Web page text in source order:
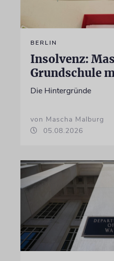
BERLIN
Insolvenz:
Grundschule
Die Hintergründe
von Mascha Malburg
05.08.2026